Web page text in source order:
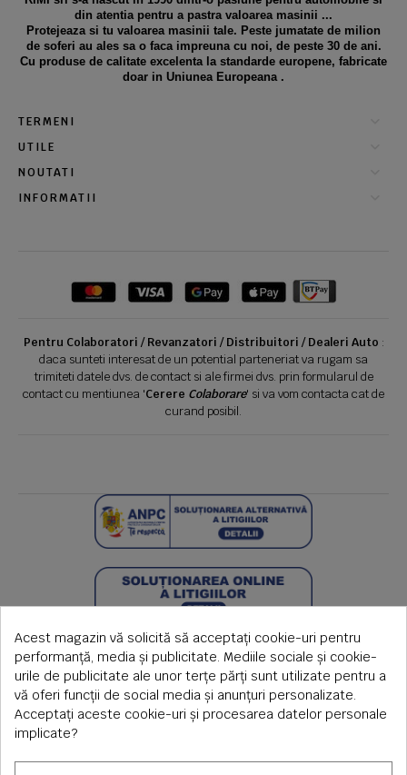
din atentia pentru a pastra valoarea masinii ...
Protejeaza si tu valoarea masinii tale. Peste jumatate de milion
de soferi au ales sa o faca impreuna cu noi, de peste 30 de ani.
Cu produse de calitate excelenta la standarde europene, fabricate
doar in Uniunea Europeana .
TERMENI
UTILE
NOUTATI
INFORMATII
Pentru Colaboratori / Revanzatori / Distribuitori / Dealeri Auto :
daca sunteti interesat de un potential parteneriat va rugam sa
trimiteti datele dvs. de contact si ale firmei dvs. prin formularul de
contact cu mentiunea 'Cerere Colaborare' si va vom contacta cat de
curand posibil.
Acest magazin vă solicită să acceptați cookie-uri pentru
performanță, media și publicitate. Mediile sociale și cookie-
urile de publicitate ale unor terțe părți sunt utilizate pentru a
vă oferi funcții de social media și anunțuri personalizate.
Acceptați aceste cookie-uri și procesarea datelor personale
implicate?